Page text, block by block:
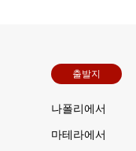
출발지
나폴리에서
마테라에서